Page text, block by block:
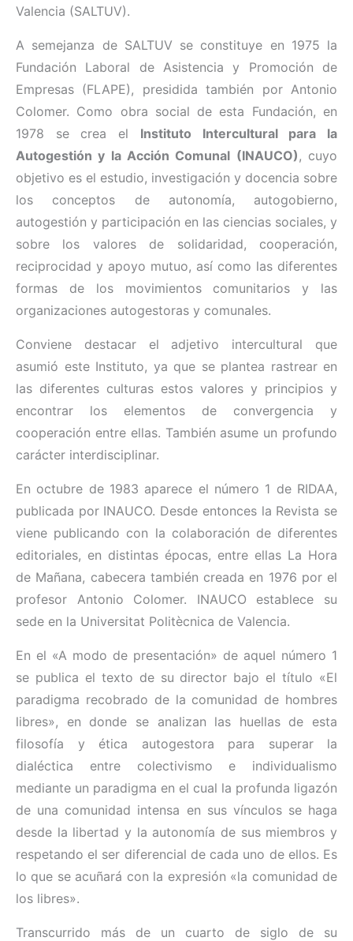
Valencia (SALTUV).
A semejanza de SALTUV se constituye en 1975 la
Fundación Laboral de Asistencia y Promoción de
Empresas (FLAPE), presidida también por Antonio
Colomer. Como obra social de esta Fundación, en
1978 se crea el Instituto Intercultural para la
Autogestión y la Acción Comunal (INAUCO) , cuyo
objetivo es el estudio, investigación y docencia sobre
los conceptos de autonomía, autogobierno,
autogestión y participación en las ciencias sociales, y
sobre los valores de solidaridad, cooperación,
reciprocidad y apoyo mutuo, así como las diferentes
formas de los movimientos comunitarios y las
organizaciones autogestoras y comunales.
Conviene destacar el adjetivo intercultural que
asumió este Instituto, ya que se plantea rastrear en
las diferentes culturas estos valores y principios y
encontrar los elementos de convergencia y
cooperación entre ellas. También asume un profundo
carácter interdisciplinar.
En octubre de 1983 aparece el número 1 de RIDAA,
publicada por INAUCO. Desde entonces la Revista se
viene publicando con la colaboración de diferentes
editoriales, en distintas épocas, entre ellas La Hora
de Mañana, cabecera también creada en 1976 por el
profesor Antonio Colomer. INAUCO establece su
sede en la Universitat Politècnica de Valencia.
En el «A modo de presentación» de aquel número 1
se publica el texto de su director bajo el título «El
paradigma recobrado de la comunidad de hombres
libres», en donde se analizan las huellas de esta
filosofía y ética autogestora para superar la
dialéctica entre colectivismo e individualismo
mediante un paradigma en el cual la profunda ligazón
de una comunidad intensa en sus vínculos se haga
desde la libertad y la autonomía de sus miembros y
respetando el ser diferencial de cada uno de ellos. Es
lo que se acuñará con la expresión «la comunidad de
los libres».
Transcurrido más de un cuarto de siglo de su